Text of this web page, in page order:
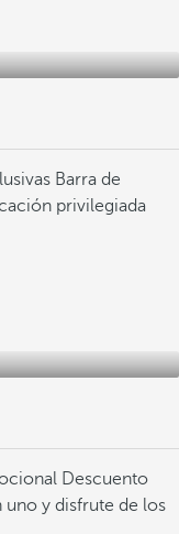
Barra de
privilegiada
Descuento
uno y disfrute de los